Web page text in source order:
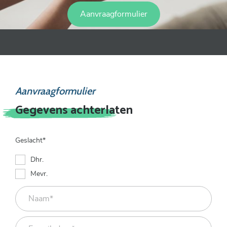
Aanvraagformulier
Aanvraagformulier
Gegevens achterlaten
Geslacht*
Dhr.
Mevr.